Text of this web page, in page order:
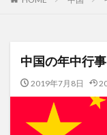
中国の年中行
2019年7月8日